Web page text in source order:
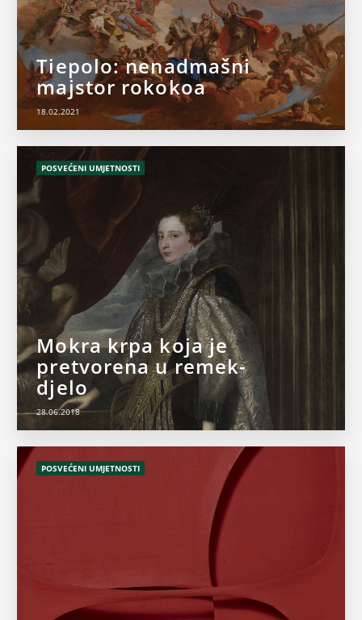
Tiepolo: nenadmašni
majstor rokokoa
18.02.2021
POSVEĆENI UMJETNOSTI
Mokra krpa koja je
pretvorena u remek-
djelo
28.06.2018
POSVEĆENI UMJETNOSTI